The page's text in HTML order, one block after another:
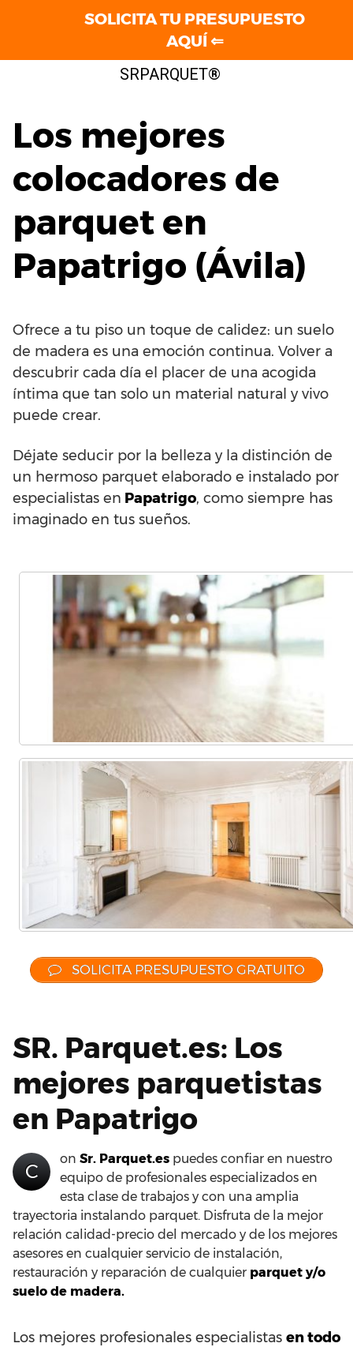
SRPARQUET®
Los mejores
colocadores de
parquet en
Papatrigo (Ávila)
Ofrece a tu piso un toque de calidez: un suelo
de madera es una emoción continua. Volver a
descubrir cada día el placer de una acogida
íntima que tan solo un material natural y vivo
puede crear.
Déjate seducir por la belleza y la distinción de
un hermoso parquet elaborado e instalado por
especialistas en Papatrigo, como siempre has
imaginado en tus sueños.
SOLICITA PRESUPUESTO GRATUITO
SR. Parquet.es: Los
mejores parquetistas
en Papatrigo
C
on Sr. Parquet.es puedes confiar en nuestro
equipo de profesionales especializados en
esta clase de trabajos y con una amplia
trayectoria instalando parquet. Disfruta de la mejor
relación calidad-precio del mercado y de los mejores
asesores en cualquier servicio de instalación,
restauración y reparación de cualquier parquet y/o
suelo de madera.
Los mejores profesionales especialistas en todo
SOLICITA TU PRESUPUESTO
AQUÍ ⇐